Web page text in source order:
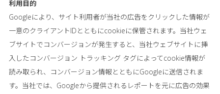
利用目的
Googleにより、サイト利用者が当社の広告をクリックした情報が
一意のクライアントIDとともにcookieに保管されます。当社ウェ
ブサイトでコンバージョンが発生すると、当社ウェブサイトに挿
入したコンバージョン トラッキング タグによってcookie情報が
読み取られ、コンバージョン情報とともにGoogleに送信されま
す。当社では、Googleから提供されるレポートを元に広告の効果